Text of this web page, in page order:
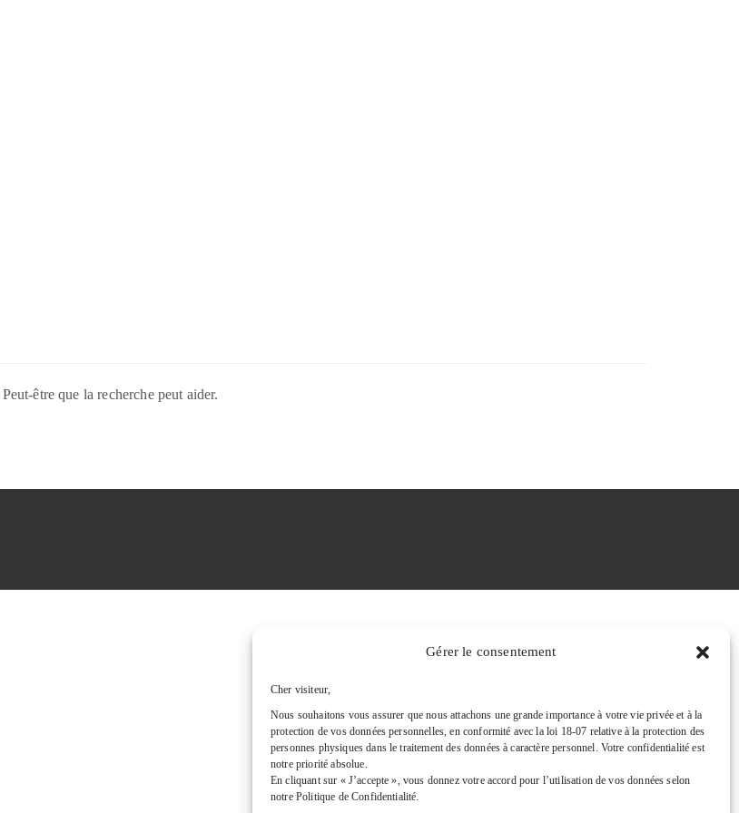
Gérer le consentement
Cher visiteur,
Nous souhaitons vous assurer que nous attachons une grande importance à votre vie privée et à la
protection de vos données personnelles, en conformité avec la loi 18-07 relative à la protection des
personnes physiques dans le traitement des données à caractère personnel. Votre confidentialité est
notre priorité absolue.
En cliquant sur « J’accepte », vous donnez votre accord pour l’utilisation de vos données selon
notre Politique de Confidentialité.
être que la recherche peut aider.